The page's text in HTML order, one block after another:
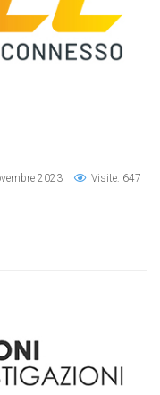
2023 Visite: 647